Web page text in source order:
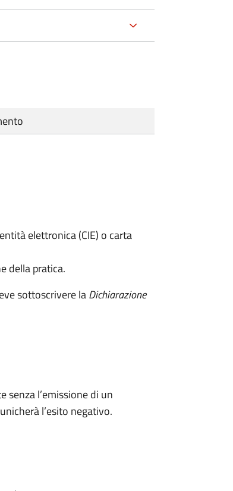
elettronica (CIE) o carta
della pratica.
sottoscrivere laDichiarazione
l’emissione di un
l’esito negativo.